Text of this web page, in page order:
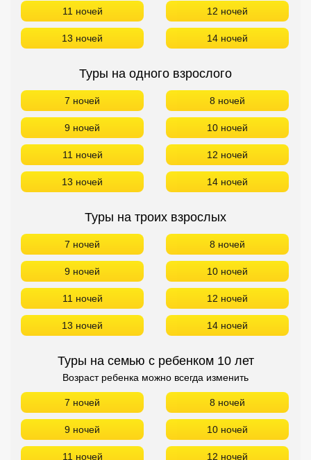
11 ночей 12 ночей
13 ночей 14 ночей
Туры на одного взрослого
7 ночей 8 ночей
9 ночей 10 ночей
11 ночей 12 ночей
13 ночей 14 ночей
Туры на троих взрослых
7 ночей 8 ночей
9 ночей 10 ночей
11 ночей 12 ночей
13 ночей 14 ночей
Туры на семью с ребенком 10 лет
Возраст ребенка можно всегда изменить
7 ночей 8 ночей
9 ночей 10 ночей
11 ночей 12 ночей